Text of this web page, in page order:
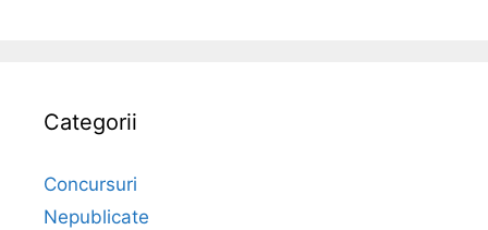
Categorii
Concursuri
Nepublicate